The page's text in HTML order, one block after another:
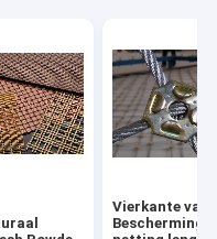
Vierkante van